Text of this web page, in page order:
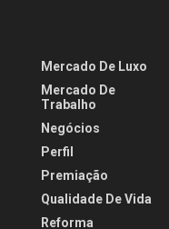
Mercado De Luxo
Mercado De
Trabalho
Negócios
Perfil
Premiação
Qualidade De Vida
Reforma